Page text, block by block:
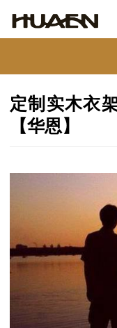
定制实木衣
【华恩】